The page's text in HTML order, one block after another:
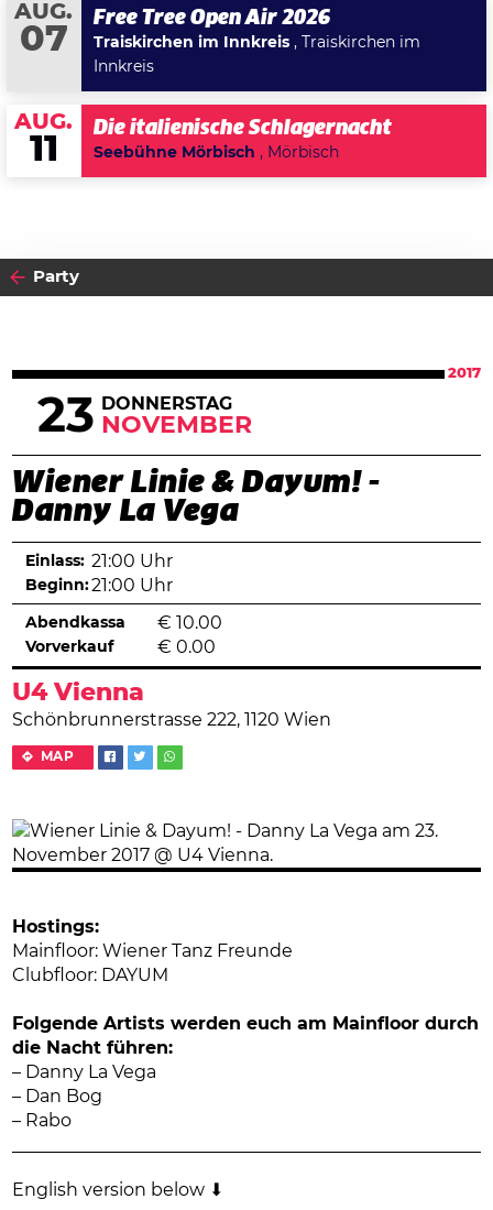
AUG.
07
Free Tree Open Air 2026
Traiskirchen im Innkreis , Traiskirchen im
Innkreis
AUG.
11
Die italienische Schlagernacht
Seebühne Mörbisch , Mörbisch
Party
2017
23 DONNERSTAG
NOVEMBER
Wiener Linie & Dayum! -
Danny La Vega
U4 Vienna
Schönbrunnerstrasse 222, 1120 Wien
MAP
Einlass: 21:00 Uhr
Beginn:21:00 Uhr
Abendkassa € 10.00
Vorverkauf € 0.00
Hostings:
Mainfloor: Wiener Tanz Freunde
Clubfloor: DAYUM
Folgende Artists werden euch am Mainfloor durch
die Nacht führen:
– Danny La Vega
– Dan Bog
– Rabo
English version below ⬇